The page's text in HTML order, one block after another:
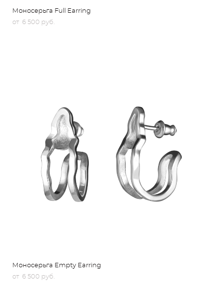
Моносерьга Full Earring
от 6 500 pуб.
Моносерьга Empty Earring
от 6 500 pуб.